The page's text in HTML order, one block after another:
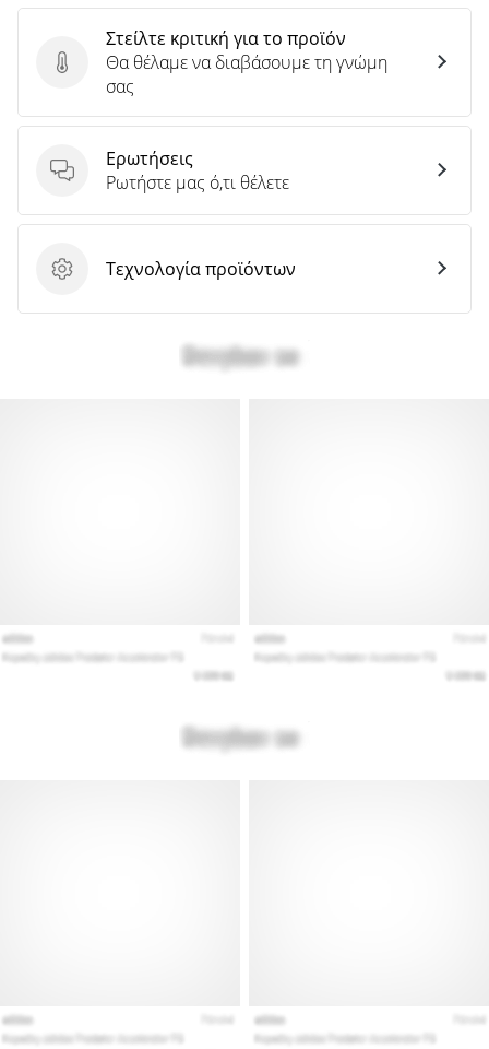
Στείλτε κριτική για το προϊόν
Στείλτε κριτική για το προϊόν
Θα θέλαμε να διαβάσουμε τη γνώμη
σας
Ερωτήσεις
Ερωτήσεις
Ρωτήστε μας ό,τι θέλετε
Τεχνολογία προϊόντων
Τεχνολογία προϊόντων